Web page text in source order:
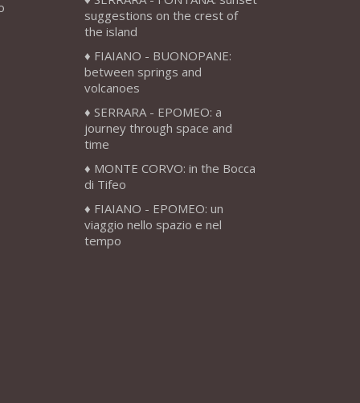
suggestions on the crest of
the island
FIAIANO - BUONOPANE:
between springs and
volcanoes
SERRARA - EPOMEO: a
journey through space and
time
MONTE CORVO: in the Bocca
di Tifeo
FIAIANO - EPOMEO: un
viaggio nello spazio e nel
tempo